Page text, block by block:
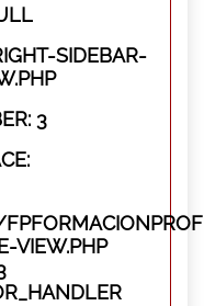
SIDEBAR-
3
VIEW.PHP